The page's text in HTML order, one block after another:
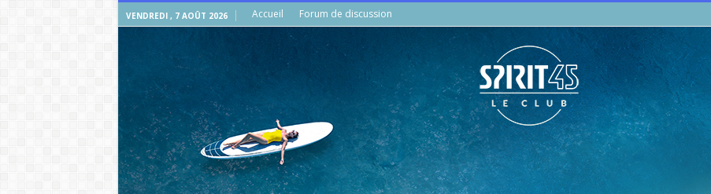
VENDREDI , 7 AOÛT 2026 Accueil Forum de discussion